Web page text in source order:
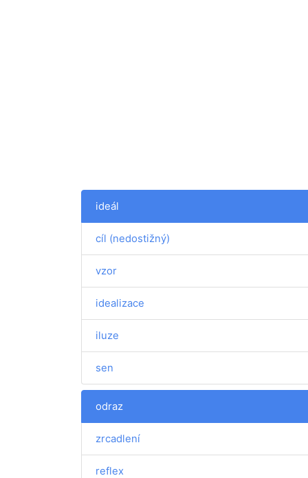
ideál
cíl (nedostižný)
vzor
idealizace
iluze
sen
odraz
zrcadlení
reflex